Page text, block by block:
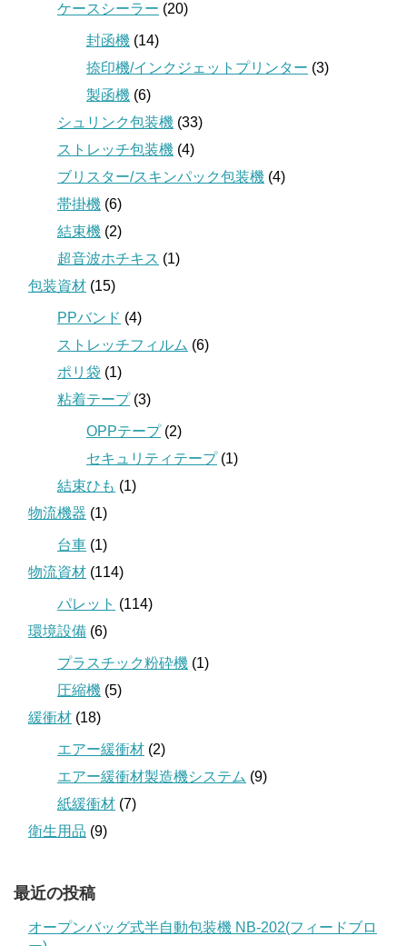
ケースシーラー (20)
封函機 (14)
捺印機/インクジェットプリンター (3)
製函機 (6)
シュリンク包装機 (33)
ストレッチ包装機 (4)
ブリスター/スキンパック包装機 (4)
帯掛機 (6)
結束機 (2)
超音波ホチキス (1)
包装資材 (15)
PPバンド (4)
ストレッチフィルム (6)
ポリ袋 (1)
粘着テープ(3)
OPPテープ(2)
セキュリティテープ(1)
結束ひも (1)
物流機器 (1)
台車 (1)
物流資材 (114)
パレット (114)
環境設備 (6)
プラスチック粉砕機 (1)
圧縮機 (5)
緩衝材 (18)
エアー緩衝材 (2)
エアー緩衝材製造機システム (9)
紙緩衝材 (7)
衛生用品 (9)
最近の投稿
オープンバッグ式半自動包装機 NB-202(フィードブロ